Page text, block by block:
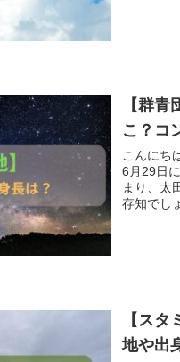
【群
こ？コ
こんにち
6月29日
まり、太
【ス
地や出